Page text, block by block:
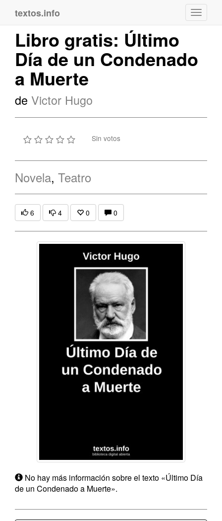
textos.info
Libro gratis: Último
Día de un Condenado
a Muerte
de Victor Hugo
Sin votos
Novela, Teatro
6 4 0 0
No hay más información sobre el texto «Último Día
de un Condenado a Muerte».